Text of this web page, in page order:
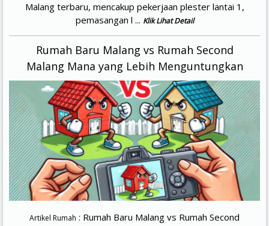
Malang terbaru, mencakup pekerjaan plester lantai 1,
pemasangan l ... Klik Lihat Detail
Rumah Baru Malang vs Rumah Second
Malang Mana yang Lebih Menguntungkan
Artikel Rumah : Rumah Baru Malang vs Rumah Second